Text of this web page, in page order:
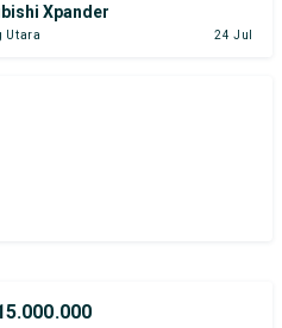
Xpander
Utara 24 Jul